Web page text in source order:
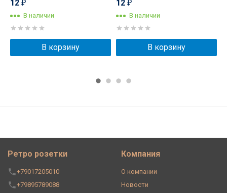
12 ₽
В наличии
В корзину
12 ₽
В наличии
В корзину
Ретро розетки
+79017205010
+79895789088
Компания
О компании
Новости